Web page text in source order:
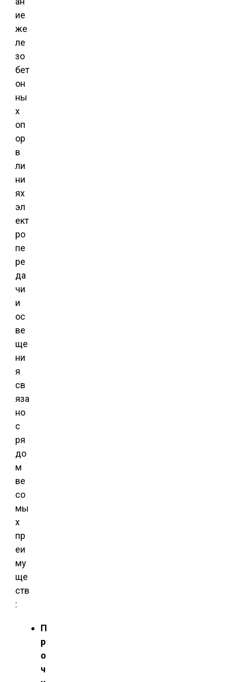
ие
же
ле
зо
бет
он
ны
х
оп
ор
в
ли
ни
ях
эл
ект
ро
пе
ре
да
чи
и
ос
ве
ще
ни
я
св
яза
но
с
ря
до
м
ве
со
мы
х
пр
еи
му
ще
ств
:
П
р
о
ч